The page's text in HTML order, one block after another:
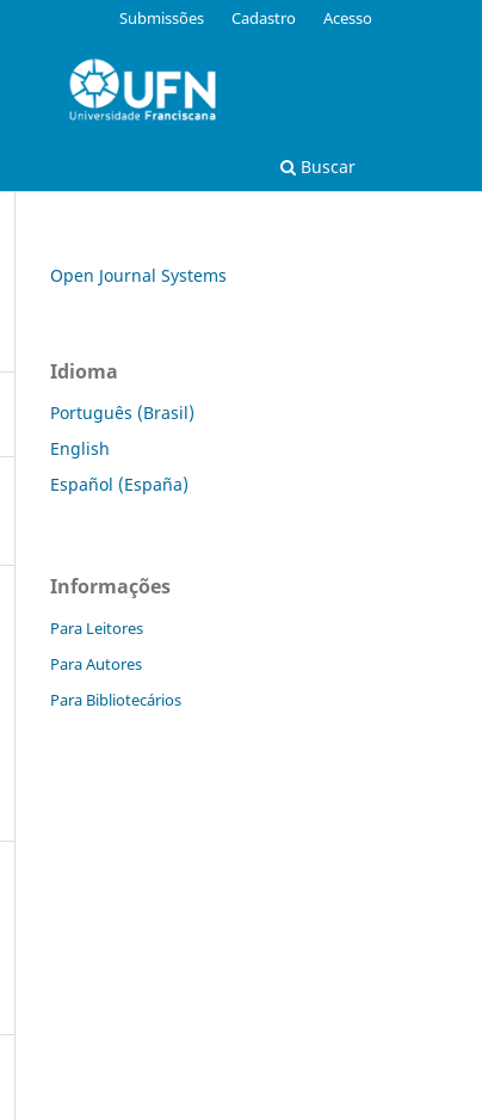
Buscar
Submissões Cadastro Acesso
Open Journal Systems
Idioma
Português (Brasil)
English
Español (España)
Informações
Para Leitores
Para Autores
Para Bibliotecários